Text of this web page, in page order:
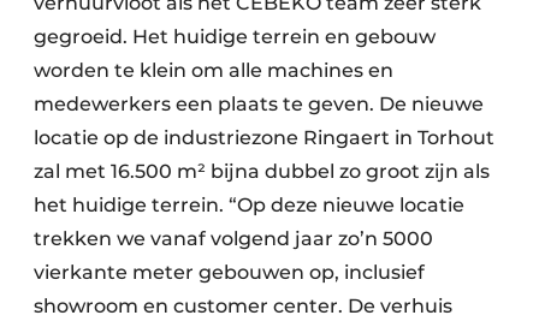
gegroeid. Het huidige terrein en gebouw
worden te klein om alle machines en
medewerkers een plaats te geven. De nieuwe
locatie op de industriezone Ringaert in Torhout
zal met 16.500 m² bijna dubbel zo groot zijn als
het huidige terrein. “Op deze nieuwe locatie
trekken we vanaf volgend jaar zo’n 5000
vierkante meter gebouwen op, inclusief
showroom en customer center. De verhuis